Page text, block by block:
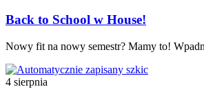
Back to School w House!
Nowy fit na nowy semestr? Mamy to!
4 sierpnia